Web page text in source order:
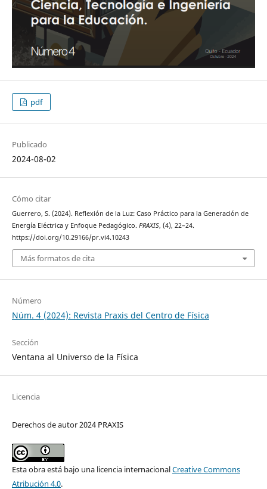
pdf
Publicado
2024-08-02
Cómo citar
Guerrero, S. (2024). Reflexión de la Luz: Caso Práctico para la Generación de
Energía Eléctrica y Enfoque Pedagógico. PRAXIS, (4), 22–24.
https://doi.org/10.29166/pr.vi4.10243
Más formatos de cita
Número
Núm. 4 (2024): Revista Praxis del Centro de Física
Sección
Ventana al Universo de la Física
Licencia
Derechos de autor 2024 PRAXIS
Esta obra está bajo una licencia internacionalCreative Commons
Atribución 4.0.